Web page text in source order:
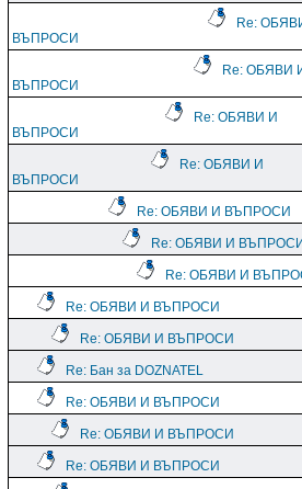
Re:
ВЪПРОСИ
Re: ОБЯВИ
ВЪПРОСИ
Re: ОБЯВИ И
ВЪПРОСИ
Re: ОБЯВИ И
ВЪПРОСИ
Re: ОБЯВИ И ВЪПРОСИ
Re: ОБЯВИ И
Re: ОБЯВИ И
Re: ОБЯВИ И ВЪПРОСИ
Re: ОБЯВИ И ВЪПРОСИ
Re: Бан за DOZNATEL
Re: ОБЯВИ И ВЪПРОСИ
Re: ОБЯВИ И ВЪПРОСИ
Re: ОБЯВИ И ВЪПРОСИ